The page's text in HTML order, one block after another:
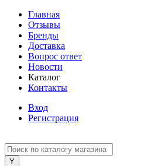
Главная
Отзывы
Бренды
Доставка
Вопрос ответ
Новости
Каталог
Контакты
Вход
Регистрация